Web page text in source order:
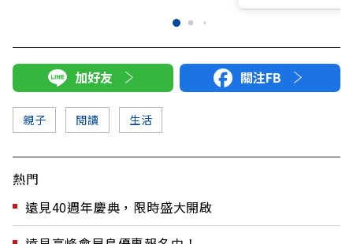
加好友 關注FB
親子 閱讀 生活
熱門
遠見40週年慶典，限時盛大開啟